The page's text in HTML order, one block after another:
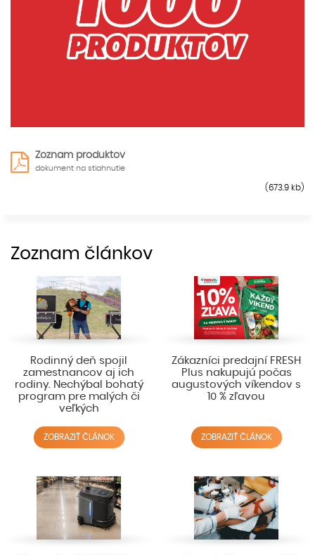
Zoznam produktov
dokument na stiahnutie
(673.9 kb)
Zoznam článkov
Rodinný deň spojil
zamestnancov aj ich
rodiny. Nechýbal bohatý
program pre malých či
veľkých
ZOBRAZIŤ ČLÁNOK
Zákazníci predajní FRESH
Plus nakupujú počas
augustových víkendov s
10 % zľavou
ZOBRAZIŤ ČLÁNOK